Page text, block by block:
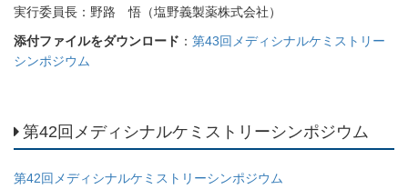
実行委員長：野路 悟（塩野義製薬株式会社）
添付ファイルをダウンロード ： 第43回メディシナルケミストリー
シンポジウム
第42回メディシナルケミストリーシンポジウム
第42回メディシナルケミストリーシンポジウム